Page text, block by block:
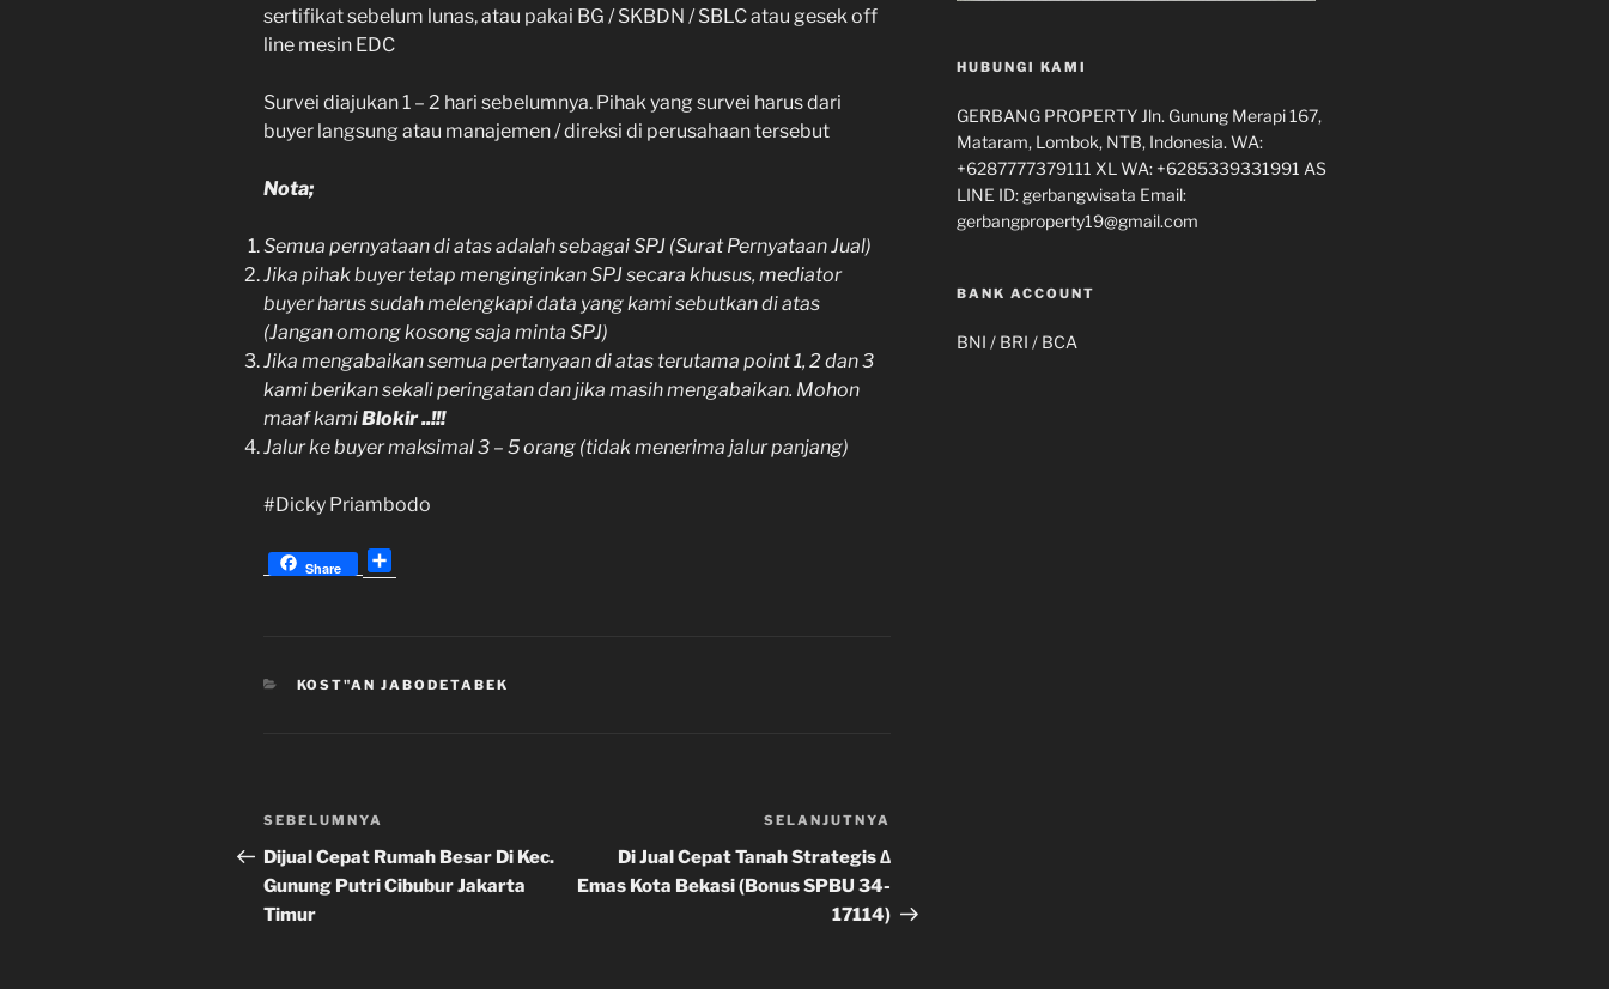
sertifikat sebelum lunas, atau pakai BG / SKBDN / SBLC atau gesek off
line mesin EDC
Survei diajukan 1 – 2 hari sebelumnya. Pihak yang survei harus dari
buyer langsung atau manajemen / direksi di perusahaan tersebut
Nota;
Semua pernyataan di atas adalah sebagai SPJ (Surat Pernyataan Jual)
Jika pihak buyer tetap menginginkan SPJ secara khusus, mediator
buyer harus sudah melengkapi data yang kami sebutkan di atas
(Jangan omong kosong saja minta SPJ)
Jika mengabaikan semua pertanyaan di atas terutama point 1, 2 dan 3
kami berikan sekali peringatan dan jika masih mengabaikan. Mohon
maaf kamiBlokir ..!!!
Jalur ke buyer maksimal 3 – 5 orang (tidak menerima jalur panjang)
#Dicky Priambodo
Share
h
KATEGORI
KOST"AN JABODETABEK
Navigasi
pos
Pos
Sebelumnya
SEBELUMNYA
Dijual Cepat Rumah Besar Di Kec.
Gunung Putri Cibubur Jakarta
Timur
SELANJUTNYA
Di Jual Cepat Tanah Strategis ∆
Emas Kota Bekasi (Bonus SPBU 34-
17114)
HUBUNGI KAMI
GERBANG PROPERTY Jln. Gunung Merapi 167,
Mataram, Lombok, NTB, Indonesia. WA:
+6287777379111 XL WA: +6285339331991 AS
LINE ID: gerbangwisata Email:
gerbangproperty19@gmail.com
BANK ACCOUNT
BNI / BRI / BCA